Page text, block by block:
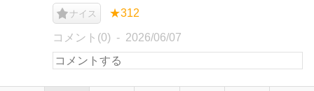
ナイス ★312
コメント(0) 2026/06/07